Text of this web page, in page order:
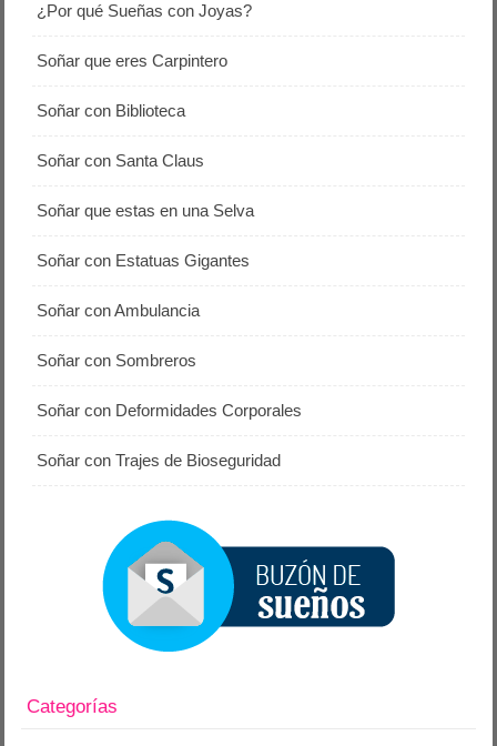
¿Por qué Sueñas con Joyas?
Soñar que eres Carpintero
Soñar con Biblioteca
Soñar con Santa Claus
Soñar que estas en una Selva
Soñar con Estatuas Gigantes
Soñar con Ambulancia
Soñar con Sombreros
Soñar con Deformidades Corporales
Soñar con Trajes de Bioseguridad
Categorías